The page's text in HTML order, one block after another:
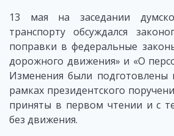
13 мая на заседании
транспорту обсуждался
поправки в федеральные
дорожного движения» и «О
Изменения были подготовлены
рамках президентского
приняты в первом чтении и с
без движения.